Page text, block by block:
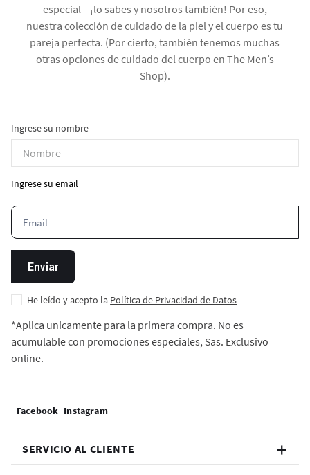
especial—¡lo sabes y nosotros también! Por eso,
nuestra colección de cuidado de la piel y el cuerpo es tu
pareja perfecta. (Por cierto, también tenemos muchas
otras opciones de cuidado del cuerpo en The Men’s
Shop).
Ingrese su nombre
Ingrese su email
Enviar
He leído y acepto la Política de Privacidad de Datos
*Aplica unicamente para la primera compra. No es
acumulable con promociones especiales, Sas. Exclusivo
online.
SERVICIO AL CLIENTE